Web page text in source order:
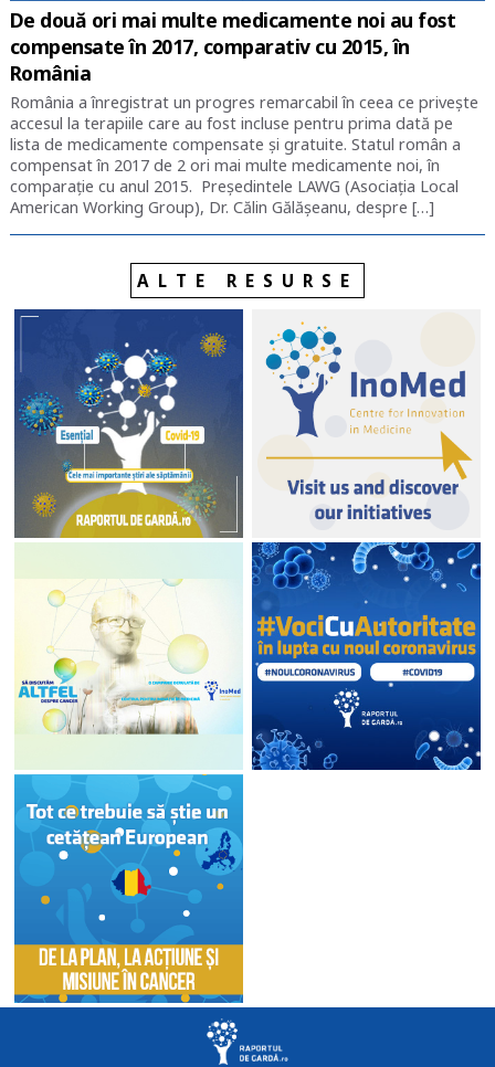
De două ori mai multe medicamente noi au fost
compensate în 2017, comparativ cu 2015, în
România
România a înregistrat un progres remarcabil în ceea ce privește
accesul la terapiile care au fost incluse pentru prima dată pe
lista de medicamente compensate și gratuite. Statul român a
compensat în 2017 de 2 ori mai multe medicamente noi, în
comparație cu anul 2015. Președintele LAWG (Asociația Local
American Working Group), Dr. Călin Gălășeanu, despre […]
ALTE RESURSE